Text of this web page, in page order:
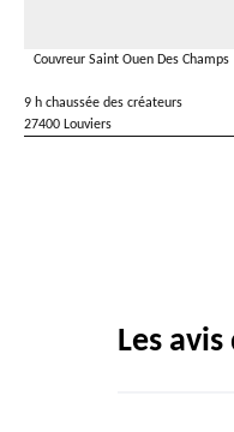
Couvreur Saint Ouen Des Champs
9 h chaussée des créateurs
27400 Louviers
Les